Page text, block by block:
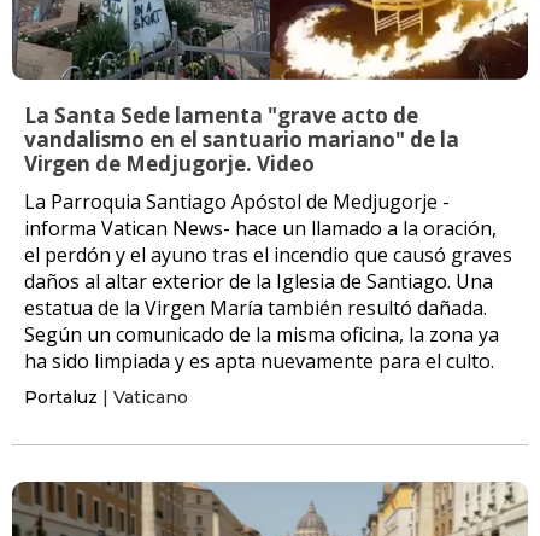
La Santa Sede lamenta "grave acto de
vandalismo en el santuario mariano" de la
Virgen de Medjugorje. Video
La Parroquia Santiago Apóstol de Medjugorje -
informa Vatican News- hace un llamado a la oración,
el perdón y el ayuno tras el incendio que causó graves
daños al altar exterior de la Iglesia de Santiago. Una
estatua de la Virgen María también resultó dañada.
Según un comunicado de la misma oficina, la zona ya
ha sido limpiada y es apta nuevamente para el culto.
Portaluz | Vaticano